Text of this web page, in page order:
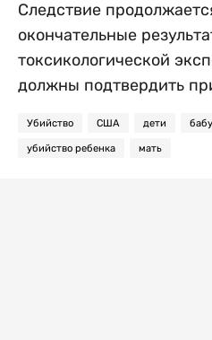
Следствие
окончательные
токсикологической
должны подтвердить
Убийство США дети
убийство ребенка мать